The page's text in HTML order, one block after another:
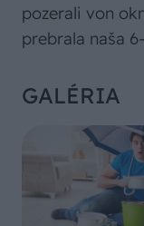
pozerali von
prebrala naša
GALÉRIA